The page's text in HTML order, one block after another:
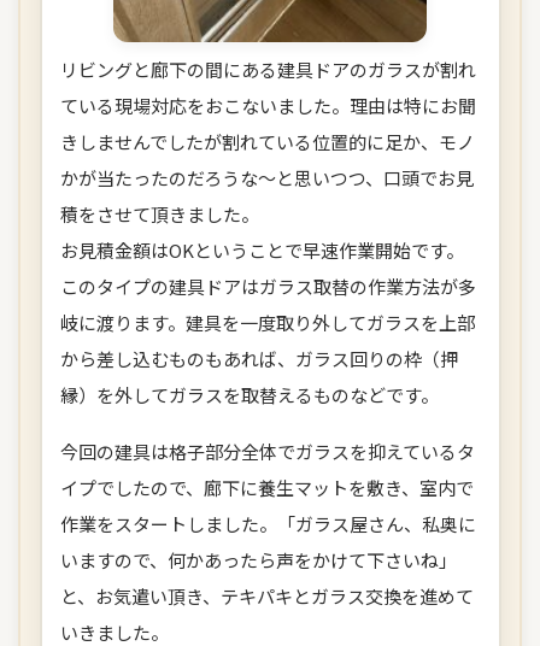
リビングと廊下の間にある建具ドアのガラスが割れ
ている現場対応をおこないました。理由は特にお聞
きしませんでしたが割れている位置的に足か、モノ
かが当たったのだろうな～と思いつつ、口頭でお見
積をさせて頂きました。
お見積金額はOKということで早速作業開始です。
このタイプの建具ドアはガラス取替の作業方法が多
岐に渡ります。建具を一度取り外してガラスを上部
から差し込むものもあれば、ガラス回りの枠（押
縁）を外してガラスを取替えるものなどです。
今回の建具は格子部分全体でガラスを抑えているタ
イプでしたので、廊下に養生マットを敷き、室内で
作業をスタートしました。「ガラス屋さん、私奥に
いますので、何かあったら声をかけて下さいね」
と、お気遣い頂き、テキパキとガラス交換を進めて
いきました。